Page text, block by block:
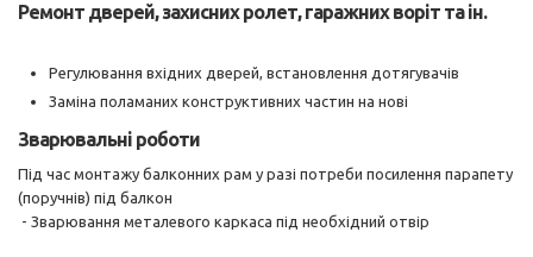
Ремонт дверей, захисних ролет, гаражних воріт та ін.
Регулювання вхідних дверей, встановлення дотягувачів
Заміна поламаних конструктивних частин на нові
Зварювальні роботи
Під час монтажу балконних рам у разі потреби посилення парапету
(поручнів) під балкон
- Зварювання металевого каркаса під необхідний отвір